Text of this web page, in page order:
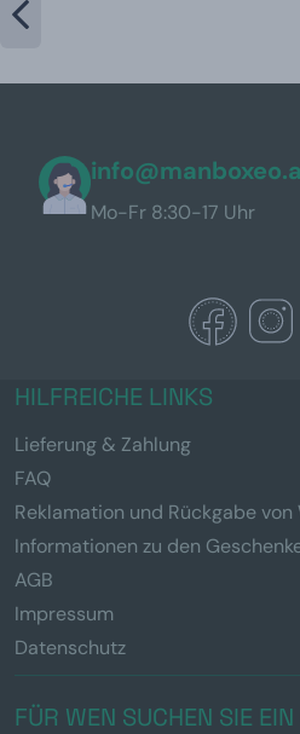
Mo-Fr 8:30-17 Uhr
HILFREICHE LINKS
Lieferung & Zahlung
FAQ
Reklamation und Rückgabe von
Informationen zu den
AGB
Impressum
Datenschutz
FÜR WEN SUCHEN SIE